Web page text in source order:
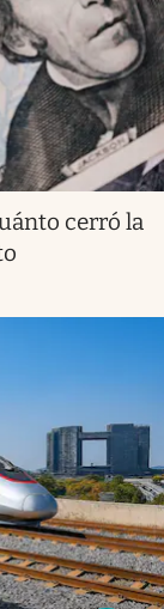
cerró la